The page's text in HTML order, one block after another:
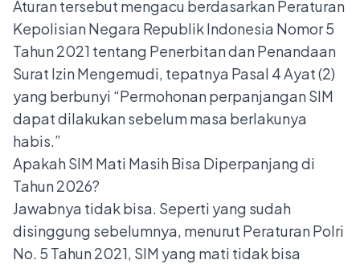
Aturan tersebut mengacu berdasarkan Peraturan
Kepolisian Negara Republik Indonesia Nomor 5
Tahun 2021 tentang Penerbitan dan Penandaan
Surat Izin Mengemudi, tepatnya Pasal 4 Ayat (2)
yang berbunyi “Permohonan perpanjangan SIM
dapat dilakukan sebelum masa berlakunya
habis.”
Apakah SIM Mati Masih Bisa Diperpanjang di
Tahun 2026?
Jawabnya tidak bisa. Seperti yang sudah
disinggung sebelumnya, menurut Peraturan Polri
No. 5 Tahun 2021, SIM yang mati tidak bisa